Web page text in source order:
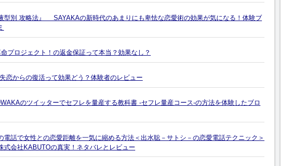
型別 攻略法』 SAYAKAの新時代のあまりにも卑怯な恋愛術の効果が気になる！体験ブ
プロジェクト！の返金保証って本当？効果なし？
恋からの復活って効果どう？体験者のレビュー
のツイッターでセフレを量産する教科書 -セフレ量産コース-の方法を体験したブロ
電話で女性との恋愛距離を一気に縮める方法＜出水聡－サトシ－の恋愛電話テクニック＞
式会社KABUTOの真実！ネタバレとレビュー